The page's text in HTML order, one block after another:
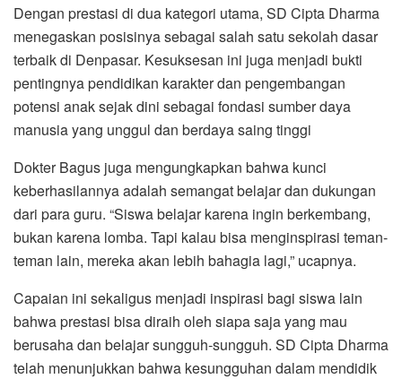
Dengan prestasi di dua kategori utama, SD Cipta Dharma
menegaskan posisinya sebagai salah satu sekolah dasar
terbaik di Denpasar. Kesuksesan ini juga menjadi bukti
pentingnya pendidikan karakter dan pengembangan
potensi anak sejak dini sebagai fondasi sumber daya
manusia yang unggul dan berdaya saing tinggi
Dokter Bagus juga mengungkapkan bahwa kunci
keberhasilannya adalah semangat belajar dan dukungan
dari para guru. “Siswa belajar karena ingin berkembang,
bukan karena lomba. Tapi kalau bisa menginspirasi teman-
teman lain, mereka akan lebih bahagia lagi,” ucapnya.
Capaian ini sekaligus menjadi inspirasi bagi siswa lain
bahwa prestasi bisa diraih oleh siapa saja yang mau
berusaha dan belajar sungguh-sungguh. SD Cipta Dharma
telah menunjukkan bahwa kesungguhan dalam mendidik